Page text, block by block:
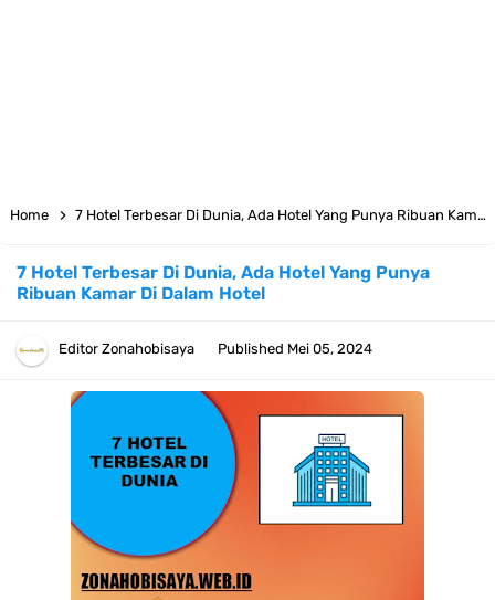
7 Fakta Franky One Piece, Pernah Dapat Tawaran Buah Iblis Mera
Mera No Mi
Profil Anwar Hafid, Politisi Yang Mernjadi Gubernur Provinsi Sulawesi
Tengah
Resep Pesmol Ikan Mas, Makanan Khas Sunda Dengan Rasa Yang
Home 7 Hotel Terbesar Di Dunia, Ada Hotel Yang Punya Ribuan Kamar Di Dalam Hotel
7 Hotel Terbesar Di Dunia, Ada Hotel Yang Punya
Ribuan Kamar Di Dalam Hotel
Editor Zonahobisaya Published Mei 05, 2024